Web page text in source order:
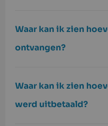
Waar kan ik zien
ontvangen?
Waar kan ik zien
werd uitbetaald?